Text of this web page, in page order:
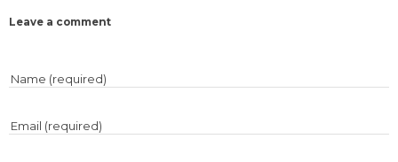
Leave a comment